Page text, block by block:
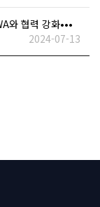
와 협력 강화•••
2024-07-13